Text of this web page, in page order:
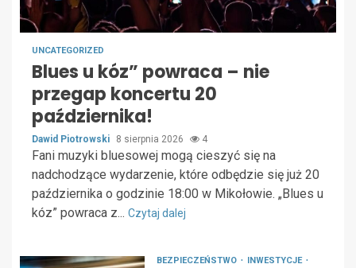
UNCATEGORIZED
Blues u kóz” powraca – nie
przegap koncertu 20
października!
Dawid Piotrowski 8 sierpnia 2026 4
Fani muzyki bluesowej mogą cieszyć się na
nadchodzące wydarzenie, które odbędzie się już 20
października o godzinie 18:00 w Mikołowie. „Blues u
kóz” powraca z... Czytaj dalej
BEZPIECZEŃSTWO
INWESTYCJE